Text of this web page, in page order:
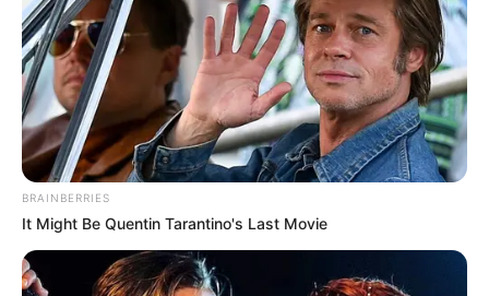
BRAINBERRIES
It Might Be Quentin Tarantino's Last Movie